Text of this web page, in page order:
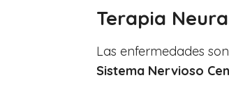
Terapia
Las enfermedades
Sistema Nervioso